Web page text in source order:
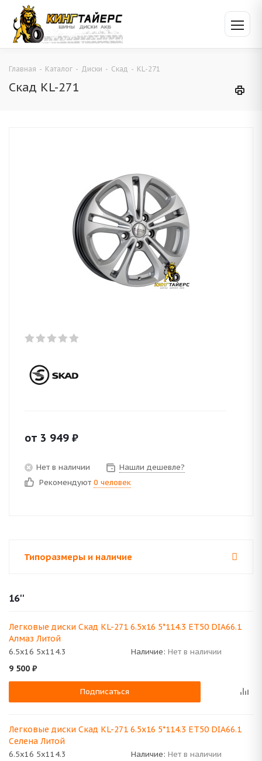
Главная - Каталог - Диски - Скад - KL-271
Скад KL-271
от 3 949 ₽
Нет в наличии
Нашли дешевле?
Рекомендуют 0 человек
Типоразмеры и наличие
16''
Легковые диски Скад KL-271 6.5x16 5*114.3 ET50 DIA66.1
Алмаз Литой
6.5x16 5x114.3 Наличие: Нет в наличии
9 500 ₽
Подписаться
Легковые диски Скад KL-271 6.5x16 5*114.3 ET50 DIA66.1
Селена Литой
6.5x16 5x114.3 Наличие: Нет в наличии